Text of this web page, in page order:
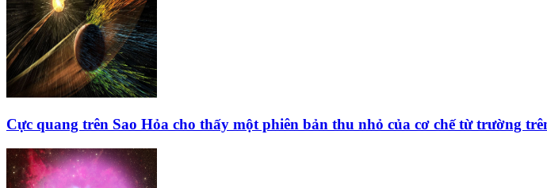
Cực quang trên Sao Hỏa cho thấy một phiên bản thu nhỏ của cơ chế từ trường